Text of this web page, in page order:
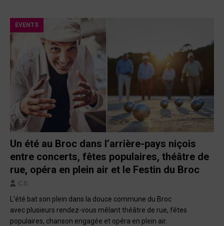
EVENTS
Un été au Broc dans l’arrière-pays niçois
entre concerts, fêtes populaires, théâtre de
rue, opéra en plein air et le Festin du Broc
C.S.
L’été bat son plein dans la douce commune du Broc
avec plusieurs rendez-vous mêlant théâtre de rue, fêtes
populaires, chanson engagée et opéra en plein air.